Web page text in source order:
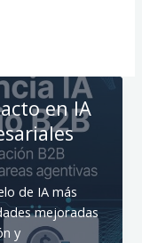
en IA
de IA más
mejoradas
y